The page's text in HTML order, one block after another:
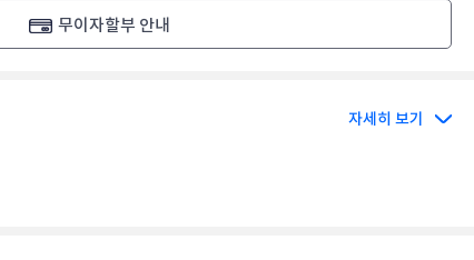
무이자할부 안내
자세히 보기